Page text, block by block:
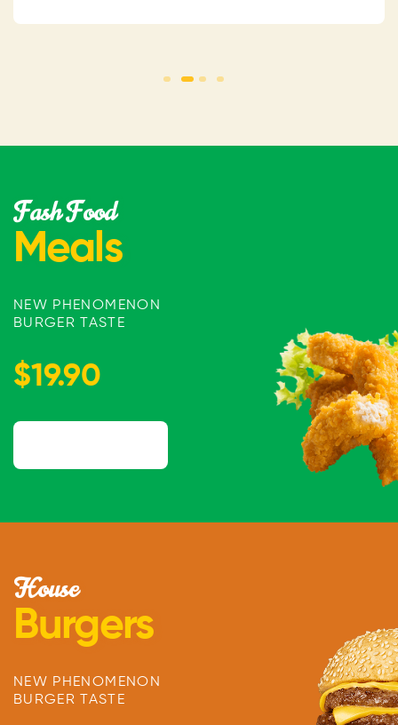
Fash Food
Meals
NEW PHENOMENON
BURGER TASTE
$19.90
House
Burgers
NEW PHENOMENON
BURGER TASTE